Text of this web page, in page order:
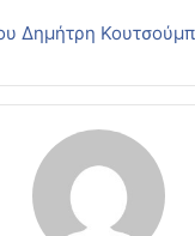
Δημήτρη